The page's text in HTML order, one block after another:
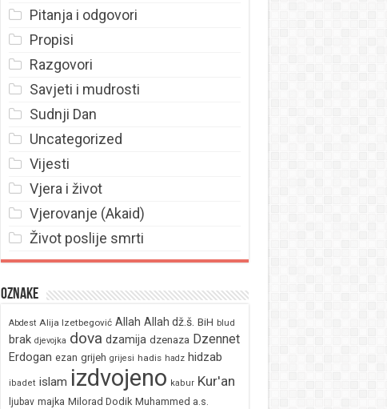
Pitanja i odgovori
Propisi
Razgovori
Savjeti i mudrosti
Sudnji Dan
Uncategorized
Vijesti
Vjera i život
Vjerovanje (Akaid)
Život poslije smrti
Oznake
Abdest Alija Izetbegović Allah Allah dž.š. BiH blud
brak djevojka dova dzamija dzenaza Dzennet
Erdogan ezan grijeh grijesi hadis hadz hidzab
ibadet islam izdvojeno kabur Kur'an
ljubav majka Milorad Dodik Muhammed a.s.